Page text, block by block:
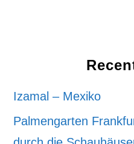
Izamal – Mexiko
Palmengarten